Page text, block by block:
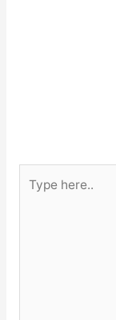
here..